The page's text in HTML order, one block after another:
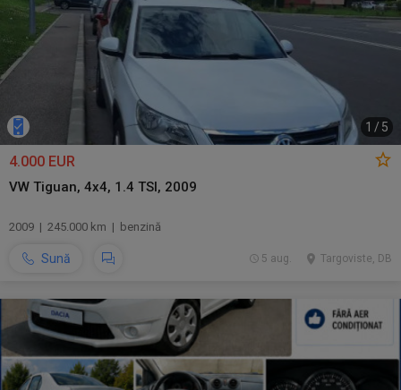
1 / 5
4.000 EUR
VW Tiguan, 4x4, 1.4 TSI, 2009
2009 | 245.000 km | benzină
Sună Targoviste, DB
5 aug.